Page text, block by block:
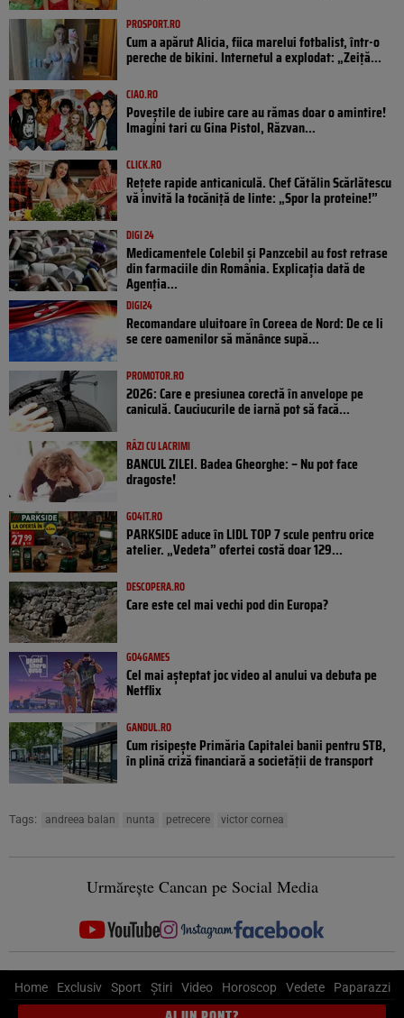
PROSPORT.RO
Cum a apărut Alicia, fiica marelui fotbalist, într-o
pereche de bikini. Internetul a explodat: „Zeiță...
CIAO.RO
Poveştile de iubire care au rămas doar o amintire!
Imagini tari cu Gina Pistol, Răzvan...
CLICK.RO
Rețete rapide anticaniculă. Chef Cătălin Scărlătescu
vă invită la tocăniță de linte: „Spor la proteine!”
DIGI 24
Medicamentele Colebil și Panzcebil au fost retrase
din farmaciile din România. Explicația dată de
Agenția...
DIGI24
Recomandare uluitoare în Coreea de Nord: De ce li
se cere oamenilor să mănânce supă...
PROMOTOR.RO
2026: Care e presiunea corectă în anvelope pe
caniculă. Cauciucurile de iarnă pot să facă...
RÂZI CU LACRIMI
BANCUL ZILEI. Badea Gheorghe: – Nu pot face
dragoste!
GO4IT.RO
PARKSIDE aduce în LIDL TOP 7 scule pentru orice
atelier. „Vedeta” ofertei costă doar 129...
DESCOPERA.RO
Care este cel mai vechi pod din Europa?
GO4GAMES
Cel mai așteptat joc video al anului va debuta pe
Netflix
GANDUL.RO
Cum risipește Primăria Capitalei banii pentru STB,
în plină criză financiară a societății de transport
Tags: andreea balan nunta petrecere victor cornea
Urmărește Cancan pe Social Media
Home Exclusiv Sport Știri Video Horoscop Vedete Paparazzi